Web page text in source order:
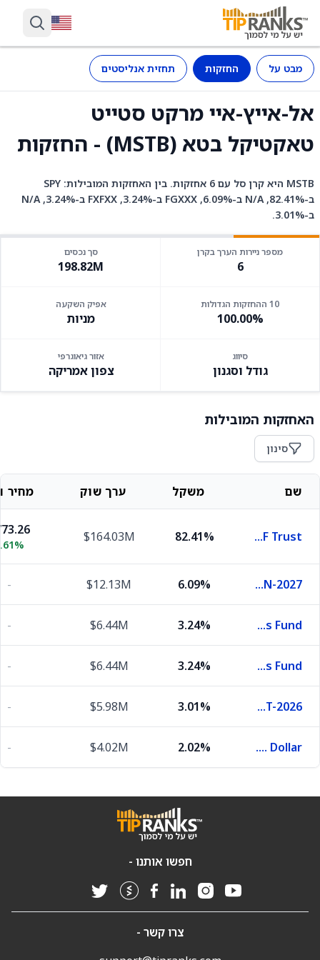
מבט על החזקות תחזית אנליסטים
אל-אייץ-איי מרקט סטייט
טאקטיקל בטא (MSTB) - החזקות
MSTB היא קרן סל עם 6 אחזקות. בין האחזקות המובילות: SPY
ב-82.41%, N/A ב-6.09%, FGXXX ב-3.24%, FXFXX ב-3.24%, N/A
ב-3.01%.
מספר ניירות הערך בקרן
6
סך נכסים
198.82M
10 ההחזקות הגדולות
100.00%
אפיק השקעה
מניות
סיווג
גודל וסגנון
אזור גיאוגרפי
צפון אמריקה
האחזקות המובילות
סינון
שם משקל ערך שוק מחיר
SPDR S&P 500 ETF Trust
82.41%
$164.03M
United States Treasury Bills 0.0% 21-JAN-2027
6.09%
$12.13M
-
First American Funds Inc X Government Obligations Fund
3.24%
$6.44M
-
First American Funds Inc X Treasury Obligations Fund
3.24%
$6.44M
-
United States Treasury Bills 0.0% 29-OCT-2026
3.01%
$5.98M
-
U.S. Dollar
2.02%
$4.02M
-
חפשו אותנו -
צרו קשר -